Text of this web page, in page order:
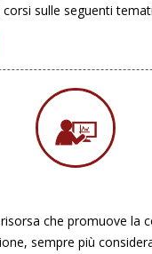
sulle seguenti
risorsa che promuove la
sempre più